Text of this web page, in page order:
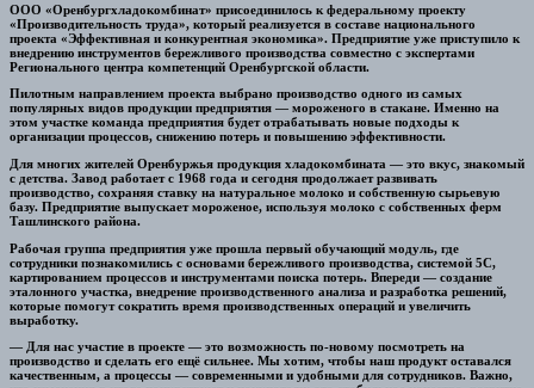
ООО «Оренбургхладокомбинат» присоединилось к федеральному проекту
«Производительность труда», который реализуется в составе национального
проекта «Эффективная и конкурентная экономика». Предприятие уже приступило к
внедрению инструментов бережливого производства совместно с экспертами
Регионального центра компетенций Оренбургской области.
Пилотным направлением проекта выбрано производство одного из самых
популярных видов продукции предприятия — мороженого в стакане. Именно на
этом участке команда предприятия будет отрабатывать новые подходы к
организации процессов, снижению потерь и повышению эффективности.
Для многих жителей Оренбуржья продукция хладокомбината — это вкус, знакомый
с детства. Завод работает с 1968 года и сегодня продолжает развивать
производство, сохраняя ставку на натуральное молоко и собственную сырьевую
базу. Предприятие выпускает мороженое, используя молоко с собственных ферм
Ташлинского района.
Рабочая группа предприятия уже прошла первый обучающий модуль, где
сотрудники познакомились с основами бережливого производства, системой 5С,
картированием процессов и инструментами поиска потерь. Впереди — создание
эталонного участка, внедрение производственного анализа и разработка решений,
которые помогут сократить время производственных операций и увеличить
выработку.
— Для нас участие в проекте — это возможность по-новому посмотреть на
производство и сделать его ещё сильнее. Мы хотим, чтобы наш продукт оставался
качественным, а процессы — современными и удобными для сотрудников. Важно,